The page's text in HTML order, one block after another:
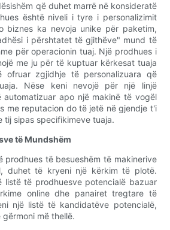
që duhet marrë në konsideratë
është niveli i tyre i personalizimit
biznes ka nevoja unike për paketim,
i përshtatet të gjithëve" mund të
për operacionin tuaj. Një prodhues i
me ju për të kuptuar kërkesat tuaja
zgjidhje të personalizuara që
Nëse keni nevojë për një linjë
automatizuar apo një makinë të vogël
me reputacion do të jetë në gjendje t'i
tij sipas specifikimeve tuaja.
të Mundshëm
prodhues të besueshëm të makinerive
duhet të kryeni një kërkim të plotë.
listë të prodhuesve potencialë bazuar
online dhe panairet tregtare të
një listë të kandidatëve potencialë,
më thellë.